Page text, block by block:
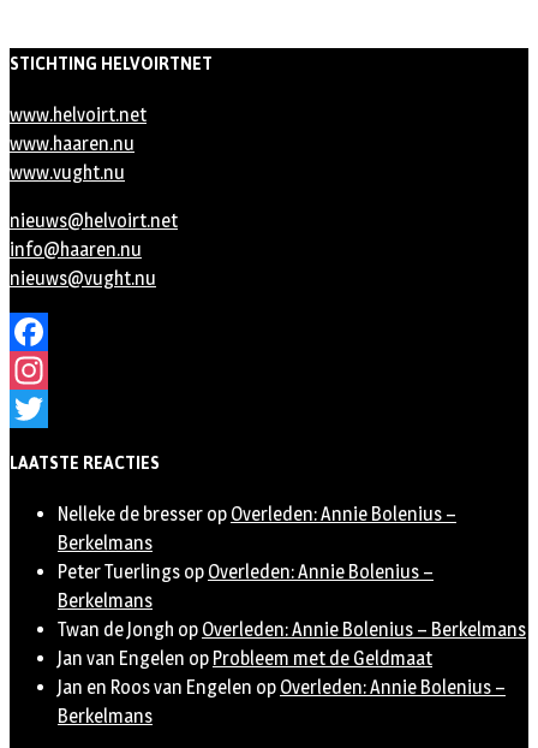
STICHTING HELVOIRTNET
www.helvoirt.net
www.haaren.nu
www.vught.nu
nieuws@helvoirt.net
info@haaren.nu
nieuws@vught.nu
Facebook
Instagram
LAATSTE REACTIES
Nelleke de bresser op Overleden: Annie Bolenius –
Berkelmans
Peter Tuerlings op Overleden: Annie Bolenius –
Berkelmans
Twan de Jongh op Overleden: Annie Bolenius – Berkelmans
Jan van Engelen op Probleem met de Geldmaat
Jan en Roos van Engelen op Overleden: Annie Bolenius –
Berkelmans